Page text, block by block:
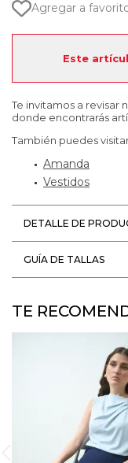
Agregar a
Este
Te invitamos a revisar
donde encontrarás
También puedes
Amanda
Vestidos
DETALLE DE
GUÍA DE TALLAS
TE